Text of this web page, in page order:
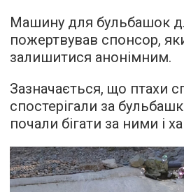
Машину для бульбашок
пожертвував спонсор,
залишитися анонімним.
Зазначається, що птахи
спостерігали за
почали бігати за ними і